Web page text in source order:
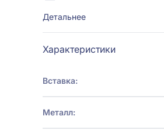
Детальнее
Характеристики
Вставка:
Металл: